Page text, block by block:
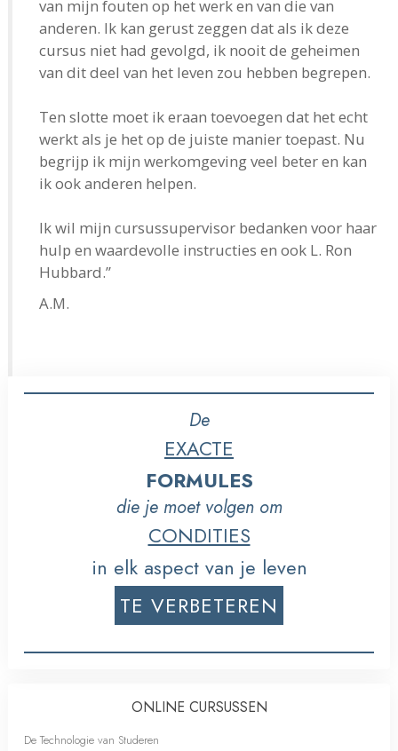
van mijn fouten op het werk en van die van
anderen. Ik kan gerust zeggen dat als ik deze
cursus niet had gevolgd, ik nooit de geheimen
van dit deel van het leven zou hebben begrepen.
Ten slotte moet ik eraan toevoegen dat het echt
werkt als je het op de juiste manier toepast. Nu
begrijp ik mijn werkomgeving veel beter en kan
ik ook anderen helpen.
Ik wil mijn cursussupervisor bedanken voor haar
hulp en waardevolle instructies en ook L. Ron
Hubbard.”
A.M.
De
EXACTE
FORMULES
die je moet volgen om
CONDITIES
in elk aspect van je leven
TE VERBETEREN
ONLINE CURSUSSEN
De Technologie van Studeren